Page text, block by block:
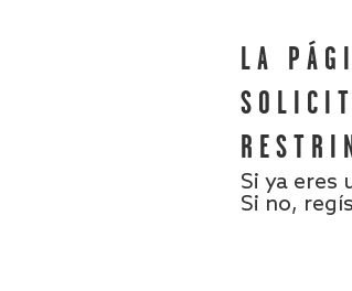
LA
Si ya eres
Si no,